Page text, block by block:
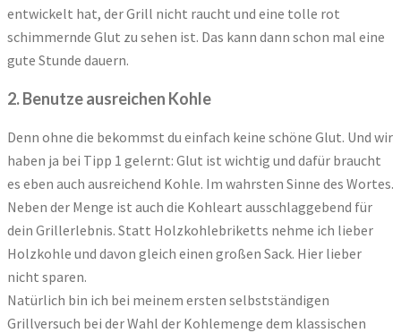
entwickelt hat, der Grill nicht raucht und eine tolle rot
schimmernde Glut zu sehen ist. Das kann dann schon mal eine
gute Stunde dauern.
2. Benutze ausreichen Kohle
Denn ohne die bekommst du einfach keine schöne Glut. Und wir
haben ja bei Tipp 1 gelernt: Glut ist wichtig und dafür braucht
es eben auch ausreichend Kohle. Im wahrsten Sinne des Wortes.
Neben der Menge ist auch die Kohleart ausschlaggebend für
dein Grillerlebnis. Statt Holzkohlebriketts nehme ich lieber
Holzkohle und davon gleich einen großen Sack. Hier lieber
nicht sparen.
Natürlich bin ich bei meinem ersten selbstständigen
Grillversuch bei der Wahl der Kohlemenge dem klassischen